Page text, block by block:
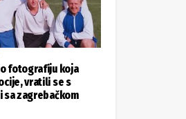
fotografiju koja
vratili se s
zagrebačkom